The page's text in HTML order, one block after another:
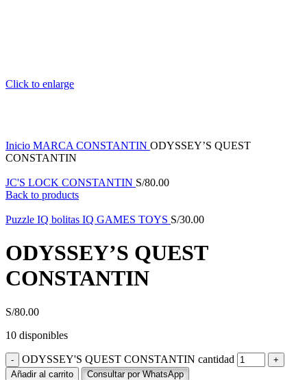
Click to enlarge
Inicio MARCA CONSTANTIN ODYSSEY’S QUEST
CONSTANTIN
JC'S LOCK CONSTANTIN S/80.00
Back to products
Puzzle IQ bolitas IQ GAMES TOYS S/30.00
ODYSSEY’S QUEST
CONSTANTIN
S/80.00
10 disponibles
ODYSSEY'S QUEST CONSTANTIN cantidad
Añadir al carrito Consultar por WhatsApp